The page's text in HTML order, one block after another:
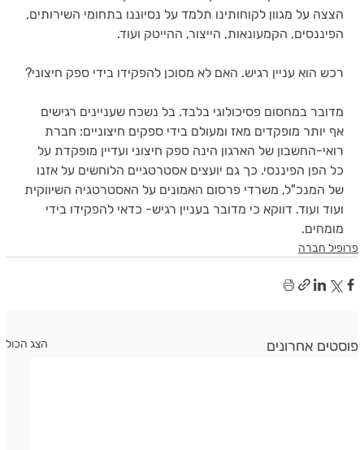
הצצה על מגוון לקוחותינו תלמד על נסיוננו בתחומי השירותים,
הפיננסים, הקמעונאות, הייצור, ההייטק ועוד.
רכש הוא עניין רגיש. האם לא מסוכן להפקידו בידי ספק חיצוני?
מדובר במחסום פסיכולוגי בלבד. בל נשכח שעניינים רגישים
אף יותר מופקדים מאז ומעולם בידי ספקים חיצוניים: חברת
רואי-החשבון של הארגון הינה ספק חיצוני ועדיין מופקדת על
כל הפן הפיננסי. כך גם יועצים אסטרטגיים הלוחשים על אזנו
של המנכ"ל, משרדי פרסום האמונים על האסטרטגיה השיווקית
ועוד ועוד. דווקא כי מדובר בעניין רגיש- כדאי להפקידו בידי
מומחים.
פרופיל חברה
פוסטים אחרונים הצג הכול